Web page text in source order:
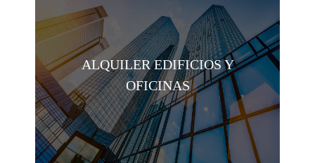
ALQUILER EDIFICIOS Y
OFICINAS